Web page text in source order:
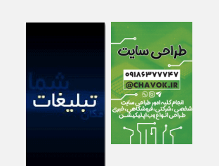
واژگونی مرگبار پژوپارس در محور دهلران/ ۴ زائر اربعین جان باختند
۱ هفته قبل
۴کشته و یک مصدوم در حادثه مرگبار واژگونی
دهلران
۱ هفته قبل
انتقال هوایی زائر اربعین از ایلام به تهران
۱ هفته قبل